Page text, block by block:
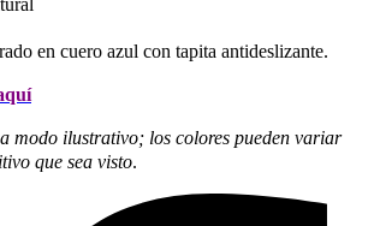
en cuero azul con tapita antideslizante.
modo ilustrativo; los colores pueden variar
que sea visto.